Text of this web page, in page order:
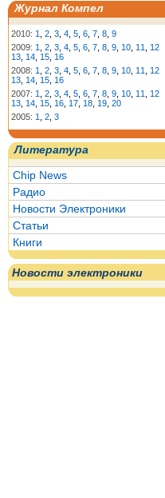
Журнал Компел
2010: 1 2 3 4 5 6 7 8 9
2009: 1 2 3 4 5 6 7 8 9 10 11
12
13 14 15 16
2008: 1 2 3 4 5 6 7 8 9 10 11
12
13 14 15 16
2007: 1 2 3 4 5 6 7 8 9 10 11
12
13 14 15 16 17 18 19 20
2005: 1 2 3
Литература
Chip News
Радио
Новости Электроники
Статьи
Книги
Новости электроники